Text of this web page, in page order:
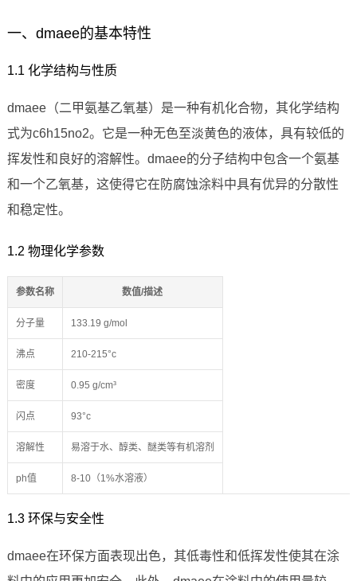
一、dmaee的基本特性
1.1 化学结构与性质
dmaee（二甲氨基乙氧基）是一种有机化合物，其化学结构
式为c6h15no2。它是一种无色至淡黄色的液体，具有较低的
挥发性和良好的溶解性。dmaee的分子结构中包含一个氨基
和一个乙氧基，这使得它在防腐蚀涂料中具有优异的分散性
和稳定性。
1.2 物理化学参数
参数名称 数值/描述
分子量 133.19 g/mol
沸点 210-215°c
密度 0.95 g/cm³
闪点 93°c
溶解性 易溶于水、醇类、醚类等有机溶剂
ph值 8-10（1%水溶液）
1.3 环保与安全性
dmaee在环保方面表现出色，其低毒性和低挥发性使其在涂